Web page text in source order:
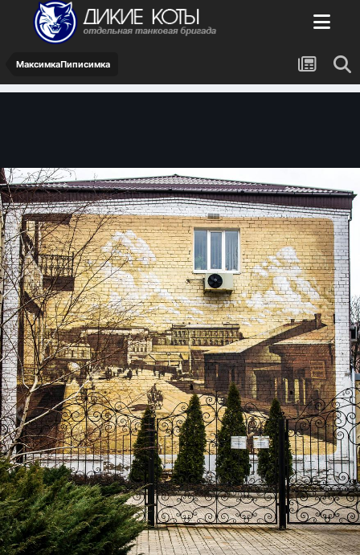
МаксимкаПиписимка